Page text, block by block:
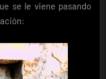
se le viene pasando